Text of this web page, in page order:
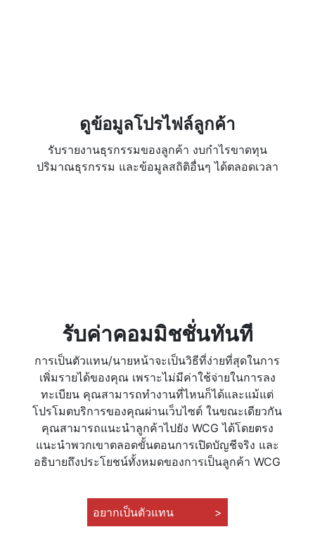
ดูข้อมูลโปรไฟล์ลูกค้า
รับรายงานธุรกรรมของลูกค้า งบกำไรขาดทุน
ปริมาณธุรกรรม และข้อมูลสถิติอื่นๆ ได้ตลอดเวลา
รับค่าคอมมิชชั่นทันที
การเป็นตัวแทน/นายหน้าจะเป็นวิธีที่ง่ายที่สุดในการ
เพิ่มรายได้ของคุณ เพราะไม่มีค่าใช้จ่ายในการลง
ทะเบียน คุณสามารถทำงานที่ไหนก็ได้และแม้แต่
โปรโมตบริการของคุณผ่านเว็บไซต์ ในขณะเดียวกัน
คุณสามารถแนะนำลูกค้าไปยัง WCG ได้โดยตรง
แนะนำพวกเขาตลอดขั้นตอนการเปิดบัญชีจริง และ
อธิบายถึงประโยชน์ทั้งหมดของการเป็นลูกค้า WCG
อยากเป็นตัวแทน >